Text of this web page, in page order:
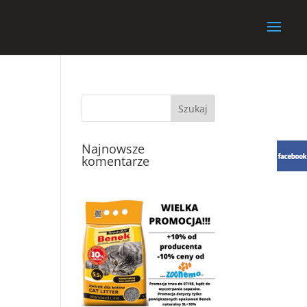
Najnowsze
komentarze